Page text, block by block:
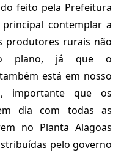
feito pela Prefeitura
contemplar a
produtores rurais não
plano, já que o
está em nosso
importante que os
dia com todas as
no Planta Alagoas
pelo governo